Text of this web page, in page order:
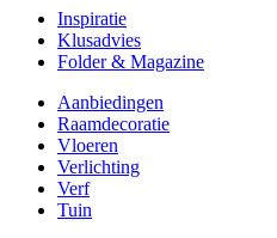
Inspiratie
Klusadvies
Folder & Magazine
Aanbiedingen
Raamdecoratie
Vloeren
Verlichting
Verf
Tuin